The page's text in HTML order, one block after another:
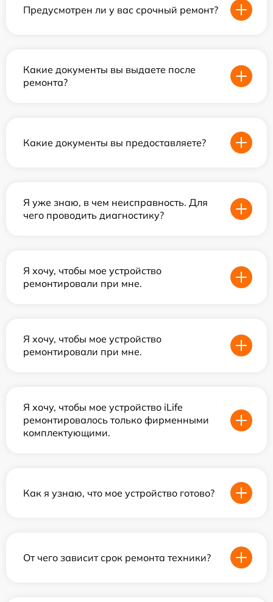
Предусмотрен ли у вас срочный ремонт?
Какие документы вы выдаете после
ремонта?
Какие документы вы предоставляете?
Я уже знаю, в чем неисправность. Для
чего проводить диагностику?
Я хочу, чтобы мое устройство
ремонтировали при мне.
Я хочу, чтобы мое устройство
ремонтировали при мне.
Я хочу, чтобы мое устройство iLife
ремонтировалось только фирменными
комплектующими.
Как я узнаю, что мое устройство готово?
От чего зависит срок ремонта техники?